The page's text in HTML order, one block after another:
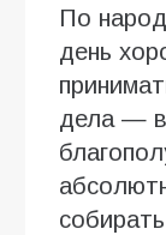
По
день
дела —